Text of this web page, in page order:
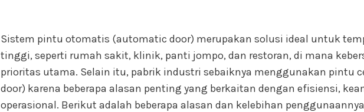
Sistem pintu otomatis (automatic door) merupakan solusi ideal untuk
tinggi, seperti rumah sakit, klinik, panti jompo, dan restoran, di mana
prioritas utama. Selain itu, pabrik industri sebaiknya menggunakan pintu
door) karena beberapa alasan penting yang berkaitan dengan efisiensi,
operasional. Berikut adalah beberapa alasan dan kelebihan